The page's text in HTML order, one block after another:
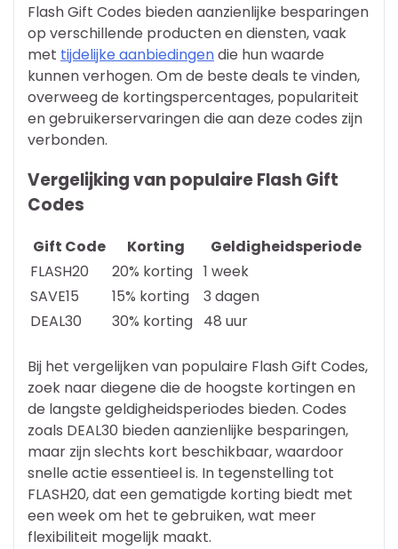
Flash Gift Codes bieden aanzienlijke besparingen
op verschillende producten en diensten, vaak
met tijdelijke aanbiedingendie hun waarde
kunnen verhogen. Om de beste deals te vinden,
overweeg de kortingspercentages, populariteit
en gebruikerservaringen die aan deze codes zijn
verbonden.
Vergelijking van populaire Flash Gift
Codes
Gift Code Korting
Geldigheidsperiode
FLASH20
20% korting 1 week
SAVE15
15% korting
3 dagen
DEAL30
30% korting 48 uur
Bij het vergelijken van populaire Flash Gift Codes,
zoek naar diegene die de hoogste kortingen en
de langste geldigheidsperiodes bieden. Codes
zoals DEAL30 bieden aanzienlijke besparingen,
maar zijn slechts kort beschikbaar, waardoor
snelle actie essentieel is. In tegenstelling tot
FLASH20, dat een gematigde korting biedt met
een week om het te gebruiken, wat meer
flexibiliteit mogelijk maakt.